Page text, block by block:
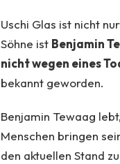
Uschi Glas ist nicht
Söhne ist Benjamin
nicht wegen eines
bekannt geworden.
Benjamin Tewaag
Menschen bringen
den aktuellen Stand